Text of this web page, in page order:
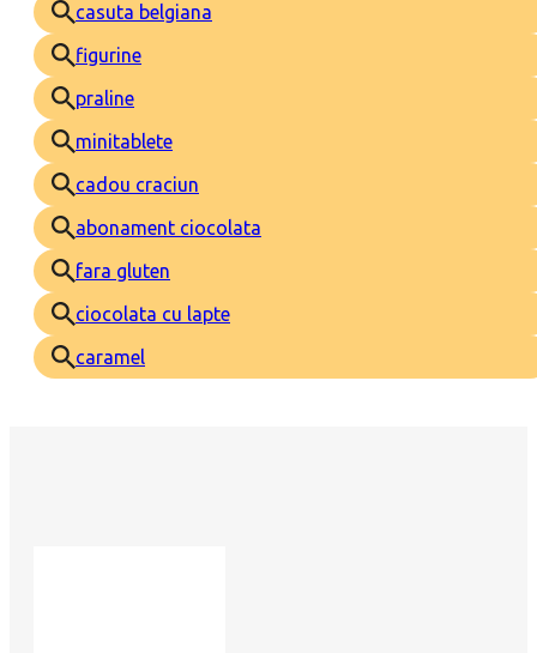
casuta belgiana
figurine
praline
minitablete
cadou craciun
abonament ciocolata
fara gluten
ciocolata cu lapte
caramel